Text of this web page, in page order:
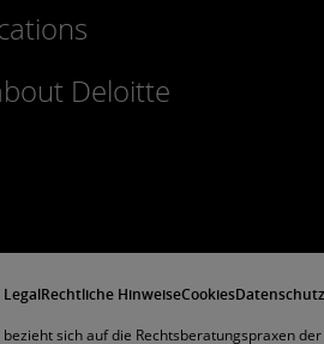
Deloitte
Rechtliche HinweiseCookies
sich auf die Rechtsberatungspraxen